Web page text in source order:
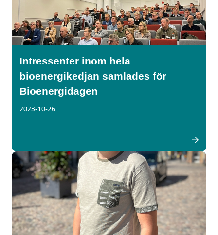
Intressenter inom hela
bioenergikedjan samlades för
Bioenergidagen
2023-10-26